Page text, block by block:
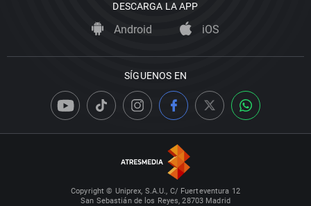
DESCARGA LA APP
Android iOS
SÍGUENOS EN
Copyright © Uniprex, S.A.U., C/ Fuerteventura 12
San Sebastián de los Reyes, 28703 Madrid